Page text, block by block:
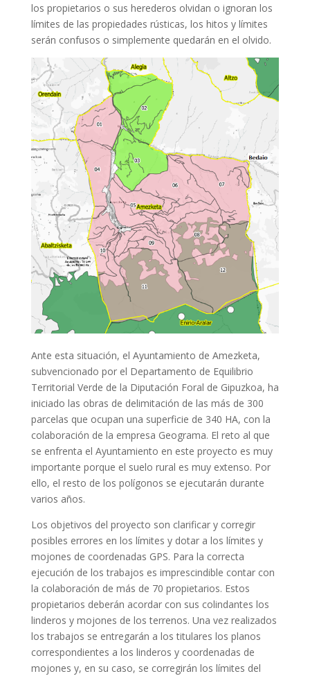
los propietarios o sus herederos olvidan o ignoran los
límites de las propiedades rústicas, los hitos y límites
serán confusos o simplemente quedarán en el olvido.
Ante esta situación, el Ayuntamiento de Amezketa,
subvencionado por el Departamento de Equilibrio
Territorial Verde de la Diputación Foral de Gipuzkoa, ha
iniciado las obras de delimitación de las más de 300
parcelas que ocupan una superficie de 340 HA, con la
colaboración de la empresa Geograma. El reto al que
se enfrenta el Ayuntamiento en este proyecto es muy
importante porque el suelo rural es muy extenso. Por
ello, el resto de los polígonos se ejecutarán durante
varios años.
Los objetivos del proyecto son clarificar y corregir
posibles errores en los límites y dotar a los límites y
mojones de coordenadas GPS. Para la correcta
ejecución de los trabajos es imprescindible contar con
la colaboración de más de 70 propietarios. Estos
propietarios deberán acordar con sus colindantes los
linderos y mojones de los terrenos. Una vez realizados
los trabajos se entregarán a los titulares los planos
correspondientes a los linderos y coordenadas de
mojones y, en su caso, se corregirán los límites del